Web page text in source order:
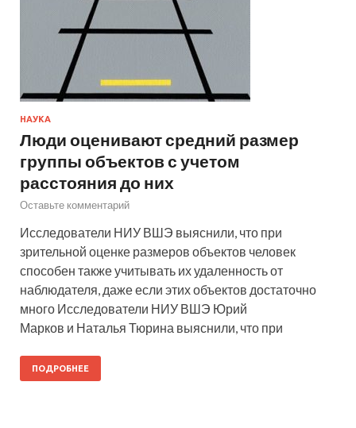
НАУКА
Люди оценивают средний размер
группы объектов с учетом
расстояния до них
Оставьте комментарий
Исследователи НИУ ВШЭ выяснили, что при
зрительной оценке размеров объектов человек
способен также учитывать их удаленность от
наблюдателя, даже если этих объектов достаточно
много Исследователи НИУ ВШЭ Юрий
Марков и Наталья Тюрина выяснили, что при
ПОДРОБНЕЕ